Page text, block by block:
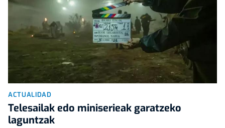
ACTUALIDAD
Telesailak edo miniserieak garatzeko
laguntzak